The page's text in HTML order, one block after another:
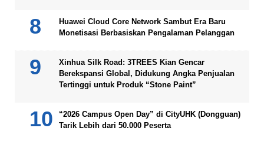
Huawei Cloud Core Network Sambut Era Baru
Monetisasi Berbasiskan Pengalaman Pelanggan
Xinhua Silk Road: 3TREES Kian Gencar
Berekspansi Global, Didukung Angka Penjualan
Tertinggi untuk Produk “Stone Paint”
“2026 Campus Open Day” di CityUHK (Dongguan)
Tarik Lebih dari 50.000 Peserta